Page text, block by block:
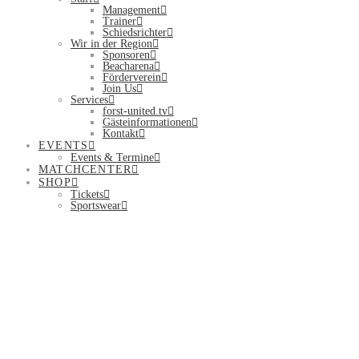
Management
Trainer
Schiedsrichter
Wir in der Region
Sponsoren
Beacharena
Förderverein
Join Us
Services
forst-united.tv
Gästeinformationen
Kontakt
EVENTS
Events & Termine
MATCHCENTER
SHOP
Tickets
Sportswear